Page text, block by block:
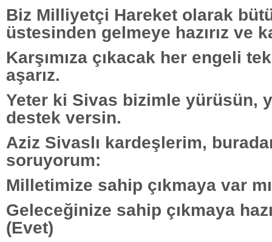
Biz Milliyetçi Hareket olarak
üstesinden gelmeye hazırız ve
Karşımıza çıkacak her engeli tek
aşarız.
Yeter ki Sivas bizimle yürüsün,
destek versin.
Aziz Sivaslı kardeşlerim,
soruyorum:
Milletimize sahip çıkmaya var
Geleceğinize sahip çıkmaya
(Evet)